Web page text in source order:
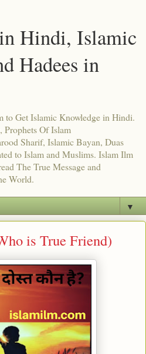
Hindi, Islamic
Hadees in
to Get Islamic Knowledge in Hindi.
Prophets Of Islam
Sharif, Islamic Bayan, Duas
to Islam and Muslims. Islam Ilm
The True Message and
World.
▼
is True Friend)